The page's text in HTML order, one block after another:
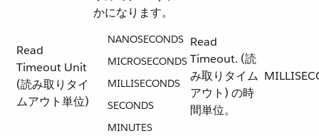
Read
Timeout Unit
(読み取りタイ
ムアウト単位)
かになります。
NANOSECONDS
MICROSECONDS
MILLISECONDS
SECONDS
MINUTES
Read
Timeout. (読
み取りタイム
アウト) の時
間単位。